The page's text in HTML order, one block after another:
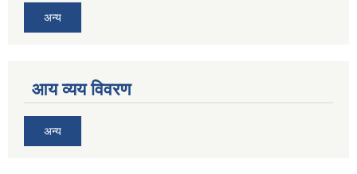
अन्य
आय व्यय विवरण
अन्य